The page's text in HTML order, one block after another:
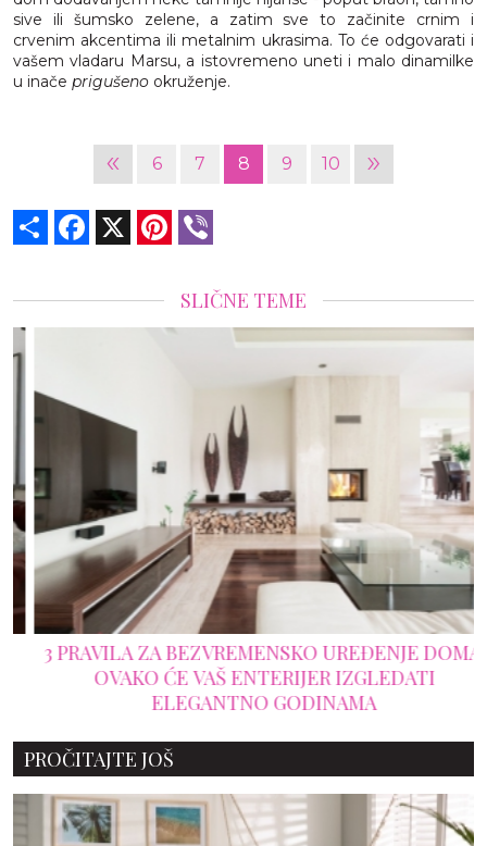
sive ili šumsko zelene, a zatim sve to začinite crnim i
crvenim akcentima ili metalnim ukrasima. To će odgovarati i
vašem vladaru Marsu, a istovremeno uneti i malo dinamilke
u inače prigušeno okruženje.
« 6 7 8 9 10 »
Share Facebook Pinterest
SLIČNE TEME
3 PRAVILA ZA BEZVREMENSKO UREĐENJE DOMA:
OVAKO ĆE VAŠ ENTERIJER IZGLEDATI
ELEGANTNO GODINAMA
PROČITAJTE JOŠ